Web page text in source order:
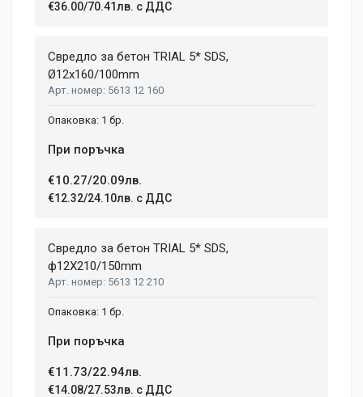
€36.00/70.41лв. с ДДС
Свредло за бетон TRIAL 5* SDS,
Ø12x160/100mm
5613 12 160
1 бр.
При поръчка
€10.27/20.09лв.
€12.32/24.10лв. с ДДС
Свредло за бетон TRIAL 5* SDS,
ф12X210/150mm
5613 12 210
1 бр.
При поръчка
€11.73/22.94лв.
€14.08/27.53лв. с ДДС